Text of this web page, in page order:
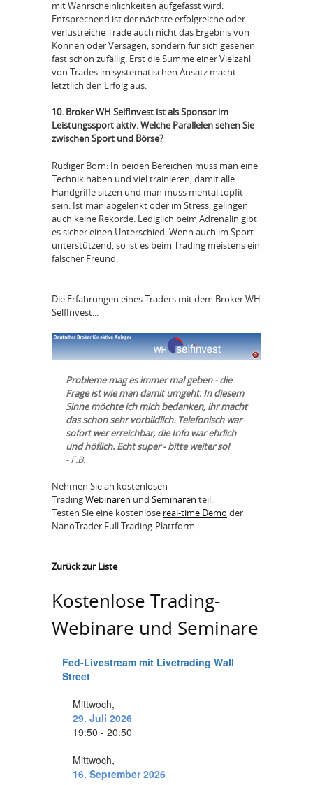
mit Wahrscheinlichkeiten aufgefasst wird.
Entsprechend ist der nächste erfolgreiche oder
verlustreiche Trade auch nicht das Ergebnis von
Können oder Versagen, sondern für sich gesehen
fast schon zufällig. Erst die Summe einer Vielzahl
von Trades im systematischen Ansatz macht
letztlich den Erfolg aus.
10. Broker WH SelfInvest ist als Sponsor im
Leistungssport aktiv. Welche Parallelen sehen Sie
zwischen Sport und Börse?
Rüdiger Born: In beiden Bereichen muss man eine
Technik haben und viel trainieren, damit alle
Handgriffe sitzen und man muss mental topfit
sein. Ist man abgelenkt oder im Stress, gelingen
auch keine Rekorde. Lediglich beim Adrenalin gibt
es sicher einen Unterschied. Wenn auch im Sport
unterstützend, so ist es beim Trading meistens ein
falscher Freund.
Die Erfahrungen eines Traders mit dem Broker WH
SelfInvest...
Probleme mag es immer mal geben - die
Frage ist wie man damit umgeht. In diesem
Sinne möchte ich mich bedanken, ihr macht
das schon sehr vorbildlich. Telefonisch war
sofort wer erreichbar, die Info war ehrlich
und höflich. Echt super - bitte weiter so!
- F.B.
Nehmen Sie an kostenlosen
TradingWebinaren und Seminaren teil.
Testen Sie eine kostenlose real-time Demo der
NanoTrader Full Trading-Plattform.
Zurück zur Liste
Kostenlose Trading-
Webinare und Seminare